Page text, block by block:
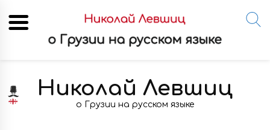
content
Николай Левшиц
о Грузии на русском языке